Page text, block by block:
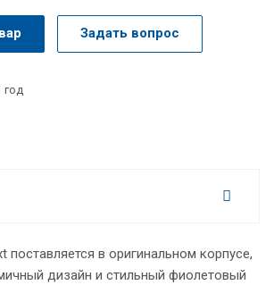
Задать вопрос
год
поставляется в оригинальном корпусе,
дизайн и стильный фиолетовый